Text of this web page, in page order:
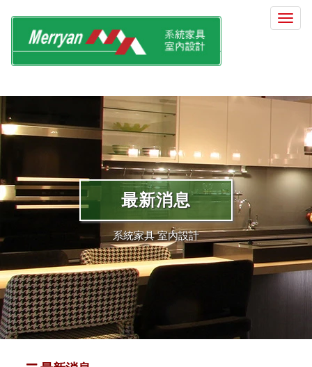
選
最新消息
系統家具 室內設計